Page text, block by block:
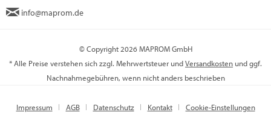
info@maprom.de
© Copyright 2026 MAPROM GmbH
* Alle Preise verstehen sich zzgl. Mehrwertsteuer undVersandkosten und ggf.
Nachnahmegebühren, wenn nicht anders beschrieben
Impressum AGB Datenschutz Kontakt Cookie-Einstellungen